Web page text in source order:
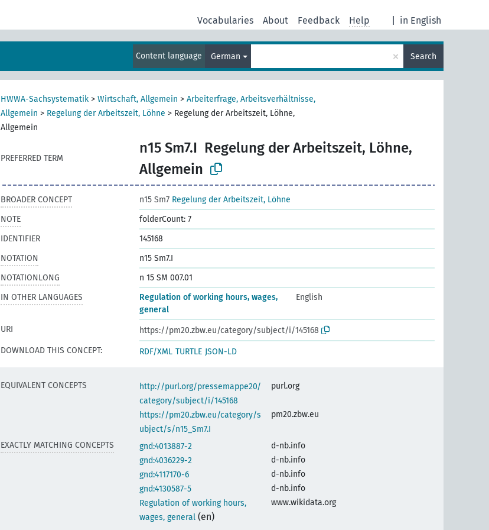
in English
Vocabularies About Feedback Help
Content language German × Search
HWWA-Sachsystematik > Wirtschaft, Allgemein > Arbeiterfrage, Arbeitsverhältnisse,
Allgemein > Regelung der Arbeitszeit, Löhne > Regelung der Arbeitszeit, Löhne,
Allgemein
PREFERRED TERM
n15 Sm7.I Regelung der Arbeitszeit, Löhne,
Allgemein
BROADER CONCEPT n15 Sm7 Regelung der Arbeitszeit, Löhne
NOTE
folderCount: 7
IDENTIFIER
145168
NOTATION
n15 Sm7.I
NOTATIONLONG
n 15 SM 007.01
IN OTHER LANGUAGES
Regulation of working hours, wages,
general
English
URI
https://pm20.zbw.eu/category/subject/i/145168
DOWNLOAD THIS CONCEPT:
RDF/XML TURTLE JSON-LD
EQUIVALENT CONCEPTS
http://purl.org/pressemappe20/
category/subject/i/145168
purl.org
https://pm20.zbw.eu/category/s
ubject/s/n15_Sm7.I
pm20.zbw.eu
EXACTLY MATCHING CONCEPTS gnd:4013887-2
d-nb.info
gnd:4036229-2
d-nb.info
gnd:4117170-6
d-nb.info
gnd:4130587-5
d-nb.info
Regulation of working hours,
wages, general (en)
www.wikidata.org